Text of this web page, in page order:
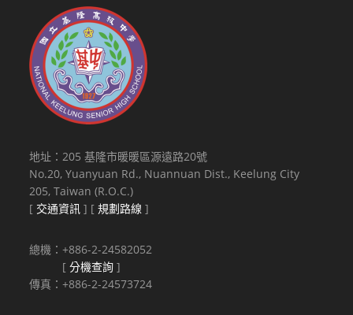
地址：205 基隆市暖暖區源遠路20號
No.20, Yuanyuan Rd., Nuannuan Dist., Keelung City
205, Taiwan (R.O.C.)
[ 交通資訊 ] [規劃路線 ]
總機：+886-2-24582052
[分機查詢 ]
傳真：+886-2-24573724